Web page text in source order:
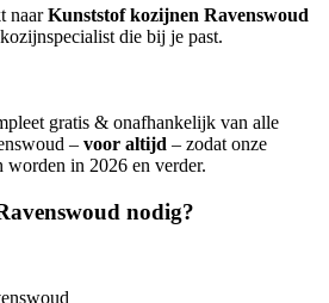
naarKunststof kozijnen Ravenswoud
die bij je past.
gratis & onafhankelijk van alle
– voor altijd – zodat onze
worden in 2026 en verder.
nodig?